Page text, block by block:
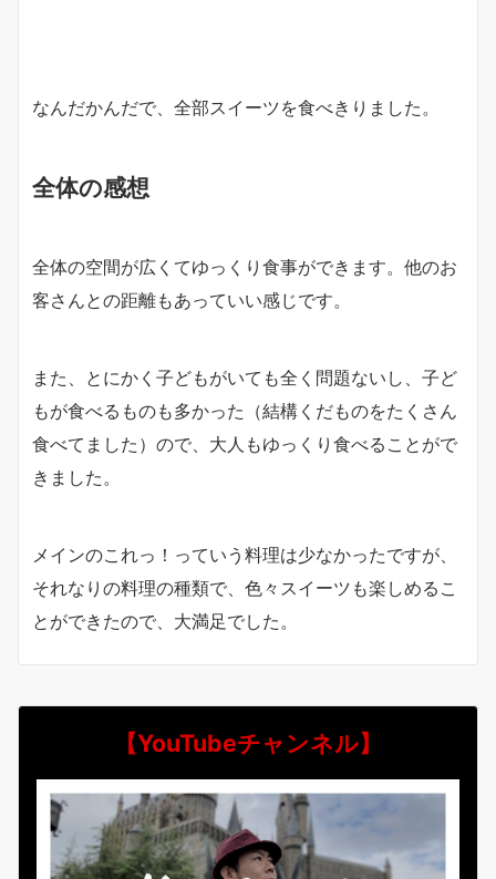
なんだかんだで、全部スイーツを食べきりました。
全体の感想
全体の空間が広くてゆっくり食事ができます。他のお
客さんとの距離もあっていい感じです。
また、とにかく子どもがいても全く問題ないし、子ど
もが食べるものも多かった（結構くだものをたくさん
食べてました）ので、大人もゆっくり食べることがで
きました。
メインのこれっ！っていう料理は少なかったですが、
それなりの料理の種類で、色々スイーツも楽しめるこ
とができたので、大満足でした。
【YouTubeチャンネル】